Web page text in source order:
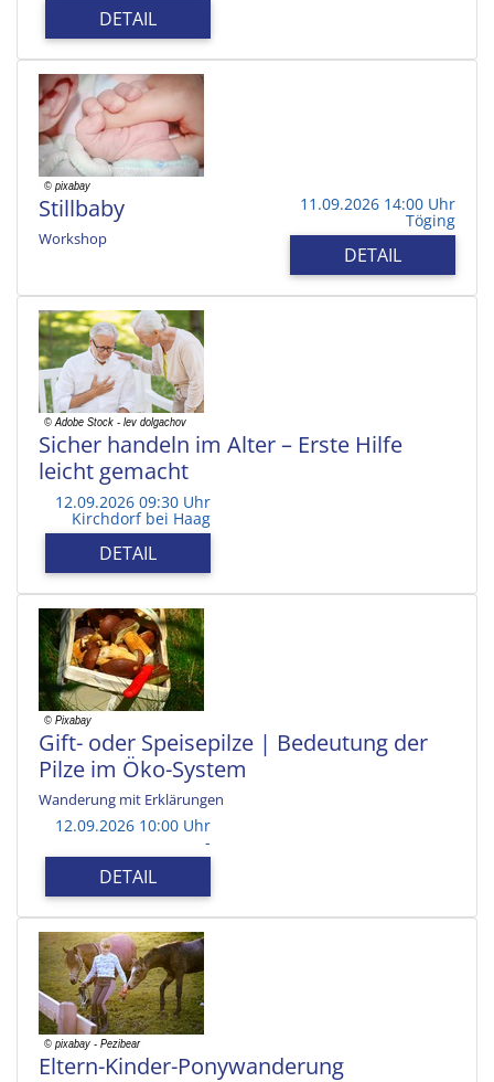
DETAIL
Stillbaby
Workshop
11.09.2026 14:00 Uhr
Töging
DETAIL
Sicher handeln im Alter – Erste Hilfe
leicht gemacht
12.09.2026 09:30 Uhr
Kirchdorf bei Haag
DETAIL
Gift- oder Speisepilze | Bedeutung der
Pilze im Öko-System
Wanderung mit Erklärungen
12.09.2026 10:00 Uhr
-
DETAIL
Eltern-Kinder-Ponywanderung